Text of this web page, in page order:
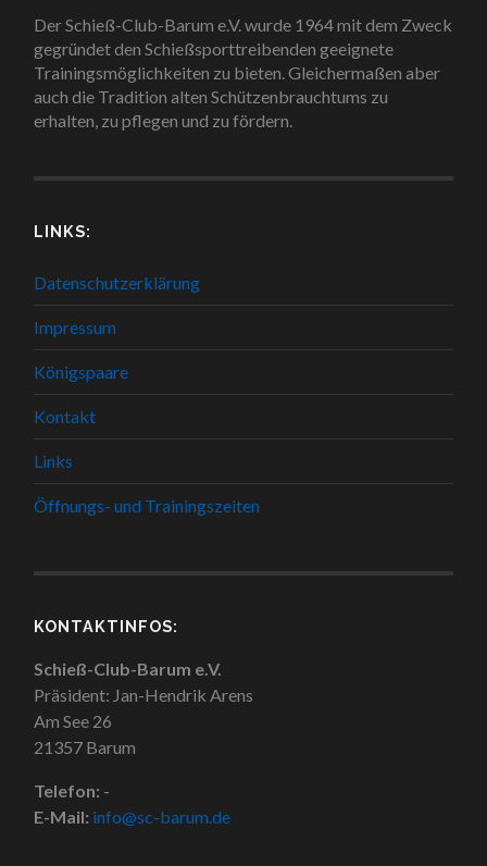
Der Schieß-Club-Barum e.V. wurde 1964 mit dem Zweck
gegründet den Schießsporttreibenden geeignete
Trainingsmöglichkeiten zu bieten. Gleichermaßen aber
auch die Tradition alten Schützenbrauchtums zu
erhalten, zu pflegen und zu fördern.
LINKS:
Datenschutzerklärung
Impressum
Königspaare
Kontakt
Links
Öffnungs- und Trainingszeiten
KONTAKTINFOS:
Schieß-Club-Barum e.V.
Präsident: Jan-Hendrik Arens
Am See 26
21357 Barum
Telefon: -
E-Mail: info@sc-barum.de